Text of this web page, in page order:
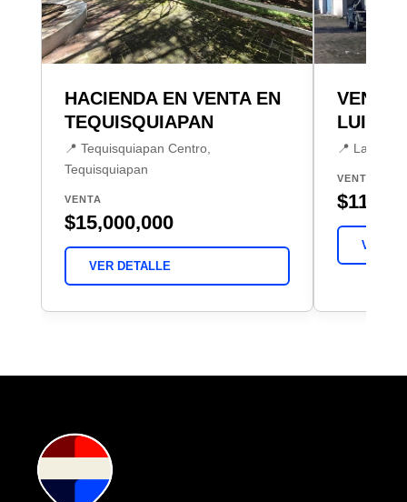
HACIENDA EN VENTA EN
TEQUISQUIAPAN
📍 Tequisquiapan Centro,
Tequisquiapan
VENTA
$15,000,000
VER DETALLE
VENTA
LUIS
📍 La
VENTA
VER